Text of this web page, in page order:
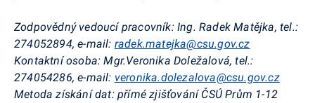
Zodpovědný vedoucí pracovník: Ing.Radek Matějka, tel.:
274052894, e-mail: radek.matejka@csu.gov.cz
Kontaktní osoba: Mgr.Veronika Doležalová, tel.:
274054286, e-mail: veronika.dolezalova@csu.gov.cz
Metoda získání dat: přímé zjišťování ČSÚ Prům 1-12